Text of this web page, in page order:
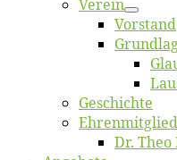
Ver­ein
Vor­stand
Ge­schich­te
Eh­ren­mit­glied
Dr.